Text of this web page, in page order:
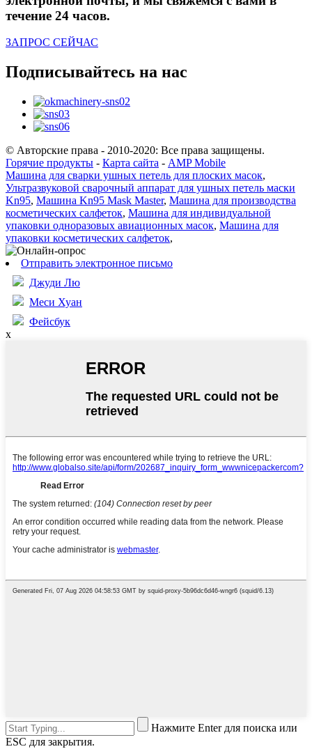
течение 24 часов.
ЗАПРОС СЕЙЧАС
Подписывайтесь на нас
© Авторские права - 2010-2020: Все права защищены.
Горячие продукты - Карта сайта - AMP Mobile
Машина для сварки ушных петель для плоских масок,
Ультразвуковой сварочный аппарат для ушных петель маски
Kn95, Машина Kn95 Mask Master, Машина для производства
косметических салфеток, Машина для индивидуальной
упаковки одноразовых авиационных масок, Машина для
упаковки косметических салфеток,
Отправить электронное письмо
Джуди Лю
Меси Хуан
Фейсбук
x
Нажмите Enter для поиска или
ESC для закрытия.